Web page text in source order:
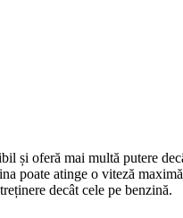
și oferă mai multă putere
poate atinge o viteză
decât cele pe benzină.